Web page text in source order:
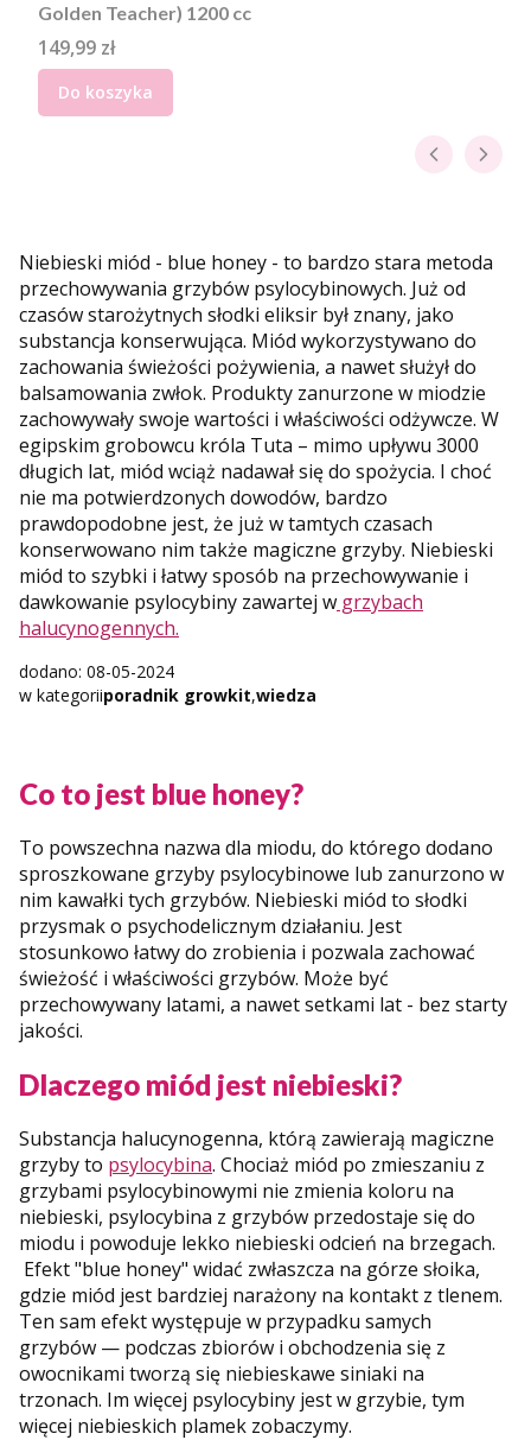
Golden Teacher) 1200 cc
Cena
149,99 zł
Do koszyka
Niebieski miód - blue honey - to bardzo stara metoda
przechowywania grzybów psylocybinowych. Już od
czasów starożytnych słodki eliksir był znany, jako
substancja konserwująca. Miód wykorzystywano do
zachowania świeżości pożywienia, a nawet służył do
balsamowania zwłok. Produkty zanurzone w miodzie
zachowywały swoje wartości i właściwości odżywcze. W
egipskim grobowcu króla Tuta – mimo upływu 3000
długich lat, miód wciąż nadawał się do spożycia. I choć
nie ma potwierdzonych dowodów, bardzo
prawdopodobne jest, że już w tamtych czasach
konserwowano nim także magiczne grzyby. Niebieski
miód to szybki i łatwy sposób na przechowywanie i
dawkowanie psylocybiny zawartej w grzybach
halucynogennych.
dodano: 08-05-2024
w kategoriiporadnik growkit,wiedza
Co to jest blue honey?
To powszechna nazwa dla miodu, do którego dodano
sproszkowane grzyby psylocybinowe lub zanurzono w
nim kawałki tych grzybów. Niebieski miód to słodki
przysmak o psychodelicznym działaniu. Jest
stosunkowo łatwy do zrobienia i pozwala zachować
świeżość i właściwości grzybów. Może być
przechowywany latami, a nawet setkami lat - bez starty
jakości.
Dlaczego miód jest niebieski?
Substancja halucynogenna, którą zawierają magiczne
grzyby to psylocybina. Chociaż miód po zmieszaniu z
grzybami psylocybinowymi nie zmienia koloru na
niebieski, psylocybina z grzybów przedostaje się do
miodu i powoduje lekko niebieski odcień na brzegach.
Efekt "blue honey" widać zwłaszcza na górze słoika,
gdzie miód jest bardziej narażony na kontakt z tlenem.
Ten sam efekt występuje w przypadku samych
grzybów — podczas zbiorów i obchodzenia się z
owocnikami tworzą się niebieskawe siniaki na
trzonach. Im więcej psylocybiny jest w grzybie, tym
więcej niebieskich plamek zobaczymy.